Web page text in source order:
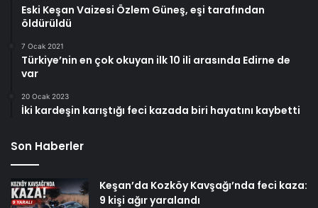
Eski Keşan Vaizesi Özlem Güneş, eşi tarafından
öldürüldü
7 Ocak 2021
Türkiye’nin en çok okuyan ilk 10 ili arasında Edirne de
var
20 Ocak 2023
İki kardeşin karıştığı feci kazada biri hayatını kaybetti
Son Haberler
Keşan’da Kozköy Kavşağı’nda feci kaza:
9 kişi ağır yaralandı